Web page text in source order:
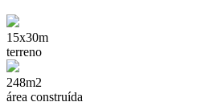
15x30m
terreno
248m2
área construída